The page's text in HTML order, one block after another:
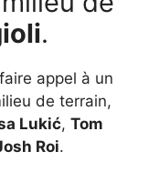
.
appel à un
de terrain,
Lukić, Tom
Roi.